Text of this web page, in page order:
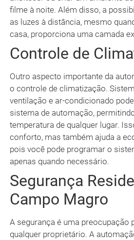
filme à noite. Além disso, a
as luzes à distância, mesmo
casa, proporciona uma camada
Controle de
Outro aspecto importante da
o controle de climatização.
ventilação e ar-condicionado
sistema de automação,
temperatura de qualquer lugar.
conforto, mas também ajuda a
pois você pode programar o
apenas quando necessário.
Segurança
Campo Magro
A segurança é uma preocupação
qualquer proprietário. A